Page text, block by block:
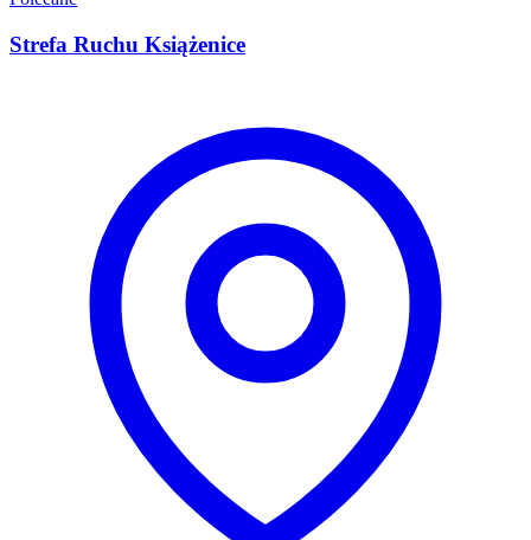
Strefa Ruchu Książenice